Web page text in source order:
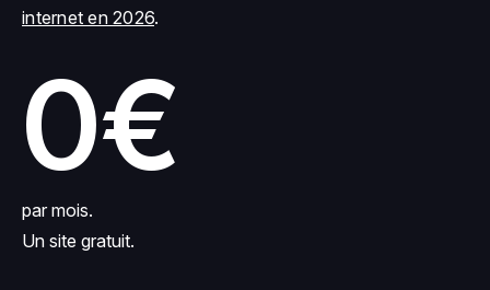
internet en 2026.
0€
par mois.
Un site gratuit.